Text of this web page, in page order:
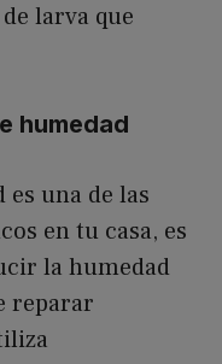
larva que
humedad
es una de las
en tu casa, es
la humedad
reparar